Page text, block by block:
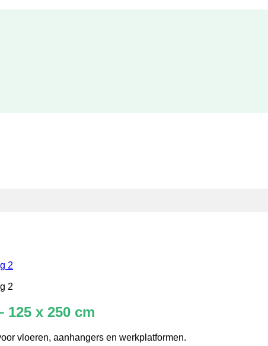
x 250 cm
vloeren, aanhangers en werkplatformen.